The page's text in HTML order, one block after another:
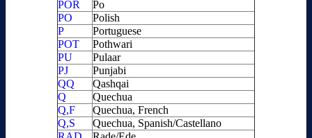
POR
Po
PO
Polish
P
Portuguese
POT
Pothwari
PU
Pulaar
PJ
Punjabi
QQ
Qashqai
Q
Quechua
Q,F
Quechua, French
Q,S
Quechua, Spanish/Castellano